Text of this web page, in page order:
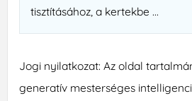
tisztításához, a kertekbe ...
Jogi nyilatkozat: Az oldal
generatív mesterséges